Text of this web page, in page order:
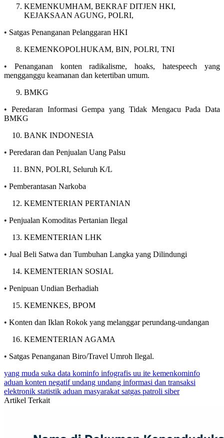
KEMENKUMHAM, BEKRAF DITJEN HKI,
KEJAKSAAN AGUNG, POLRI,
• Satgas Penanganan Pelanggaran HKI
KEMENKOPOLHUKAM, BIN, POLRI, TNI
• Penanganan konten radikalisme, hoaks, hatespeech yang
mengganggu keamanan dan ketertiban umum.
BMKG
• Peredaran Informasi Gempa yang Tidak Mengacu Pada Data
BMKG
BANK INDONESIA
• Peredaran dan Penjualan Uang Palsu
BNN, POLRI, Seluruh K/L
• Pemberantasan Narkoba
KEMENTERIAN PERTANIAN
• Penjualan Komoditas Pertanian Ilegal
KEMENTERIAN LHK
• Jual Beli Satwa dan Tumbuhan Langka yang Dilindungi
KEMENTERIAN SOSIAL
• Penipuan Undian Berhadiah
KEMENKES, BPOM
• Konten dan Iklan Rokok yang melanggar perundang-undangan
KEMENTERIAN AGAMA
• Satgas Penanganan Biro/Travel Umroh Ilegal.
yang muda suka data kominfo infografis uu ite kemenkominfo
aduan konten negatifundang undang informasi dan transaksi
elektronik statistik aduan masyarakat satgas patroli siber
Artikel Terkait